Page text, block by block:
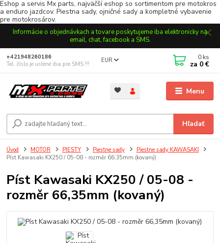
Eshop a servis Mx parts, najväčší eshop so sortimentom pre motokros
a enduro jazdcov. Piestna sady, ojničné sady a kompletné vybavenie
pre motokrosárov.
Informácie o objednávkach a tovare poskytujeme iba elektronicky na
email, chat, facebook a SMS.
Menu
EUR
Hľadať
+421948260186
Tel. číslo je určené iba pre SMS !!!
0 ks
za 0 €
Úvod MOTOR PIESTY Piestne sady
Piestne sady KAWASAKI
Píst Kawasaki KX250 / 05-08 - rozměr 66,35mm (kovaný)
Píst Kawasaki KX250 / 05-08 -
rozměr 66,35mm (kovaný)